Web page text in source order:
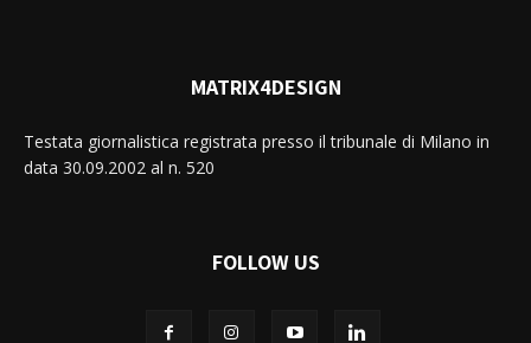
MATRIX4DESIGN
Testata giornalistica registrata presso il tribunale di Milano in
data 30.09.2002 al n. 520
FOLLOW US